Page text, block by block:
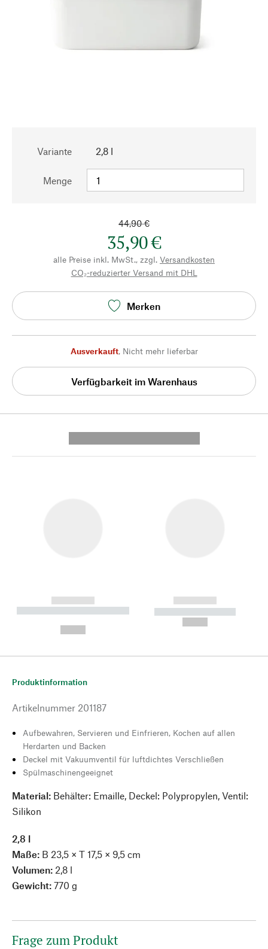
Variante 2,8 l
Menge
44,90 €
35,90 €
alle Preise inkl. MwSt., zzgl. Versandkosten
CO₂-reduzierter Versand mit DHL
Merken
Ausverkauft, Nicht mehr lieferbar
Verfügbarkeit im Warenhaus
------------
----------- ----------- --------
------------
----------- -----------
Produktinformation
Artikelnummer 201187
Aufbewahren, Servieren und Einfrieren, Kochen auf allen
Herdarten und Backen
Deckel mit Vakuumventil für luftdichtes Verschließen
Spülmaschinengeeignet
Material: Behälter: Emaille, Deckel: Polypropylen, Ventil:
Silikon
2,8 l
Maße: B 23,5 × T 17,5 × 9,5 cm
Volumen: 2,8 l
Gewicht: 770 g
Frage zum Produkt